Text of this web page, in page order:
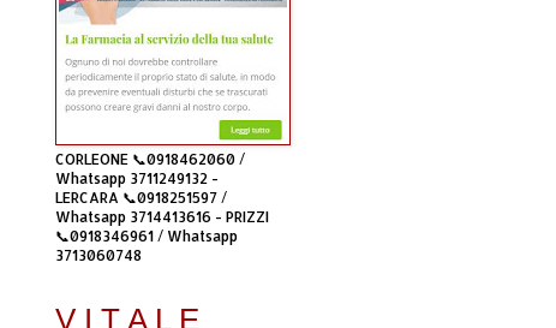
CORLEONE 📞0918462060 /
Whatsapp 3711249132 -
LERCARA 📞0918251597 /
Whatsapp 3714413616 - PRIZZI
📞0918346961 / Whatsapp
3713060748
V I T A L E